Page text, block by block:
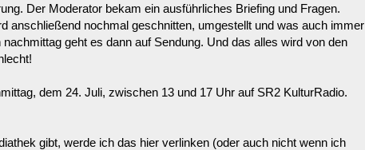
Der Moderator bekam ein ausführliches Briefing und Fragen.
anschließend nochmal geschnitten, umgestellt und was auch immer
geht es dann auf Sendung. Und das alles wird von den
dem 24. Juli, zwischen 13 und 17 Uhr auf SR2 KulturRadio.
gibt, werde ich das hier verlinken (oder auch nicht wenn ich